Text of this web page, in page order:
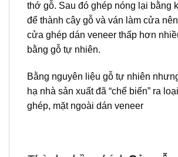
thớ gỗ. Sau đó ghép nóng lại bằng
để thành cây gỗ và ván làm cửa
cửa ghép dán veneer thấp hơn
bằng gỗ tự nhiên.
Bằng nguyên liệu gỗ tự nhiên
hạ nhà sản xuất đã “chế biến” ra
ghép, mặt ngoài dán veneer